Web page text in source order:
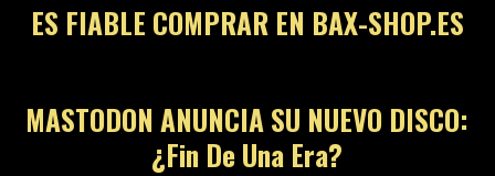
ES FIABLE COMPRAR EN BAX-SHOP.ES
MASTODON ANUNCIA SU NUEVO DISCO:
¿Fin De Una Era?